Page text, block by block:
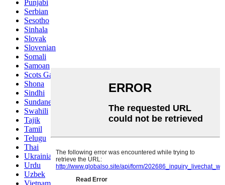
Punjabi
Serbian
Sesotho
Sinhala
Slovak
Slovenian
Somali
Samoan
Scots Gaelic
Shona
Sindhi
Sundanese
Swahili
Tajik
Tamil
Telugu
Thai
Ukrainian
Urdu
Uzbek